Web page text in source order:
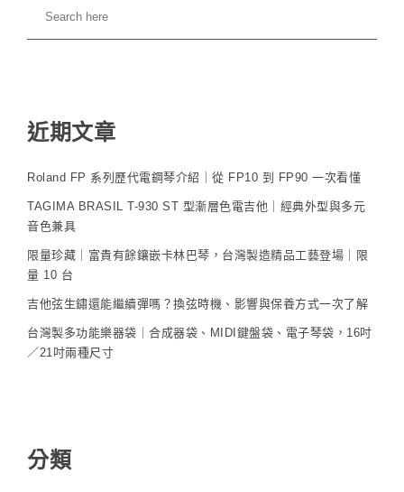
近期文章
Roland FP 系列歷代電鋼琴介紹｜從 FP10 到 FP90 一次看懂
TAGIMA BRASIL T-930 ST 型漸層色電吉他｜經典外型與多元
音色兼具
限量珍藏｜富貴有餘鑲嵌卡林巴琴，台灣製造精品工藝登場｜限
量 10 台
吉他弦生鏽還能繼續彈嗎？換弦時機、影響與保養方式一次了解
台灣製多功能樂器袋｜合成器袋、MIDI鍵盤袋、電子琴袋，16吋
／21吋兩種尺寸
分類